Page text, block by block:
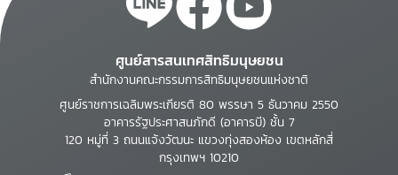
ศูนย์สารสนเทศสิทธิมนุษยชน
สำนักงานคณะกรรมการสิทธิมนุษยชนแห่งชาติ
ศูนย์ราชการเฉลิมพระเกียรติ 80 พรรษา 5 ธันวาคม 2550
อาคารรัฐประศาสนภักดี (อาคารบี) ชั้น 7
120 หมู่ที่ 3 ถนนแจ้งวัฒนะ แขวงทุ่งสองห้อง เขตหลักสี่
กรุงเทพฯ 10210